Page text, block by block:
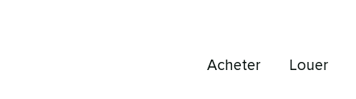
Acheter Louer